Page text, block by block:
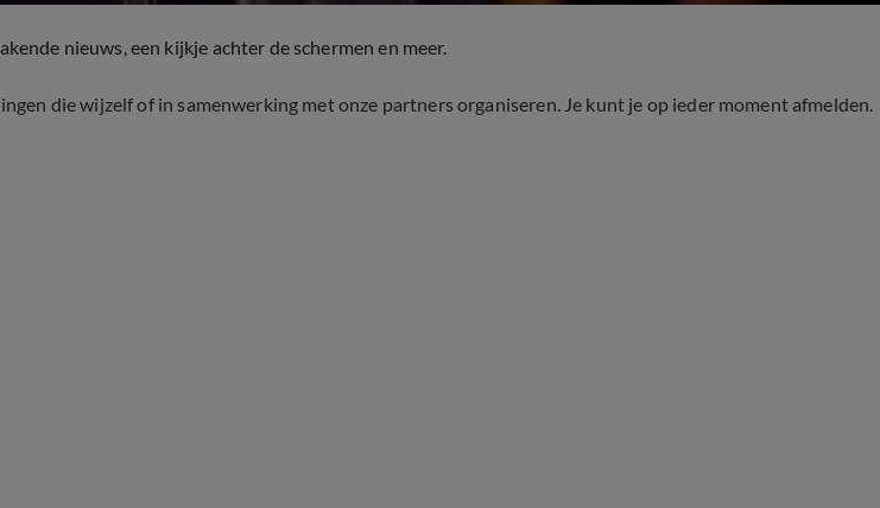
nieuws, een kijkje achter de schermen en meer.
die wijzelf of in samenwerking met onze partners organiseren. Je kunt je op ieder moment afmelden.